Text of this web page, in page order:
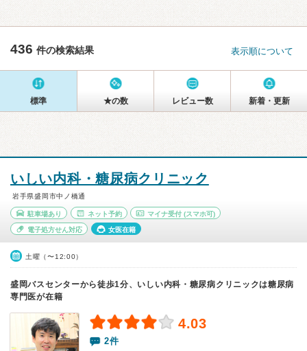
436 件の検索結果 表示順について
標準 ★の数 レビュー数 新着・更新
いしい内科・糖尿病クリニック
岩手県盛岡市中ノ橋通
駐車場あり ネット予約 マイナ受付 (スマホ可)
電子処方せん対応 女医在籍
土曜（〜12:00）
盛岡バスセンターから徒歩1分、いしい内科・糖尿病クリニックは糖尿病
専門医が在籍
4.03
2件